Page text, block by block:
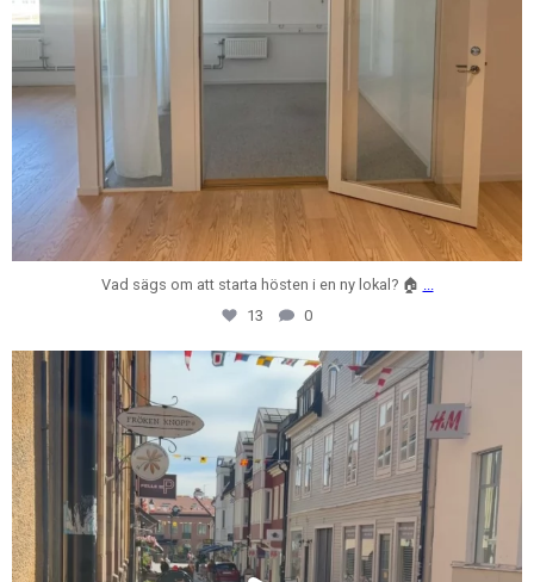
Vad sägs om att starta hösten i en ny lokal? 🏠
13
0
centrumfastigheter
Jul 31